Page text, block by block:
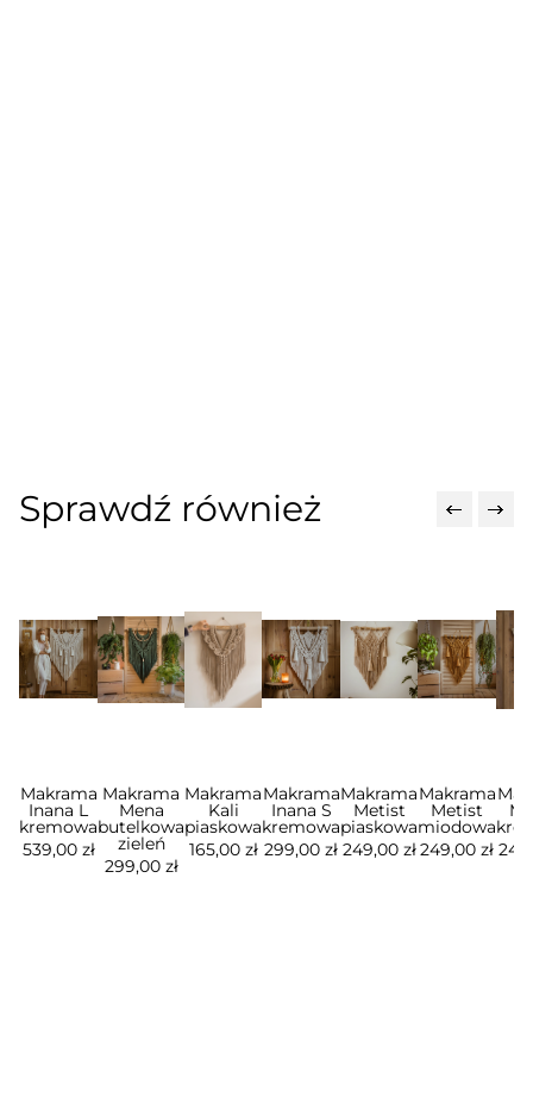
Sprawdź również
Makrama
Inana L
kremowa
539,00 zł
Makrama
Mena
butelkowa
zieleń
299,00 zł
Makrama
Kali
piaskowa
165,00 zł
Makrama
Inana S
kremowa
299,00 zł
Makrama
Metist
piaskowa
249,00 zł
Makrama
Metist
miodowa
249,00 zł